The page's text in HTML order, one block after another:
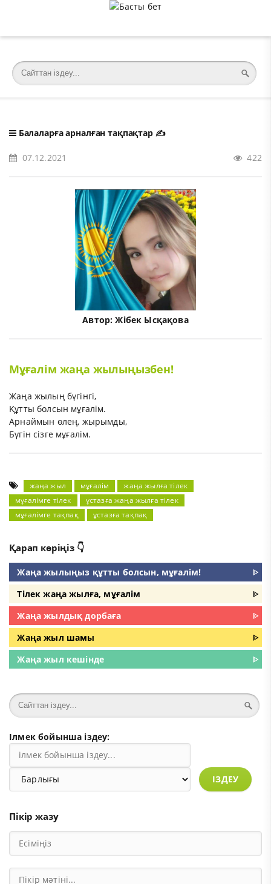
Балаларға арналған тақпақтар✍️
07.12.2021 422
Автор:Жібек Ысқақова
Мұғалім жаңа жылыңызбен!
Жаңа жылың бүгінгі,
Құтты болсын мұғалім.
Арнаймын өлең, жырымды,
Бүгін сізге мұғалім.
жаңа жыл мұғалім
жаңа жылға тілек
мұғалімге тілек
ұстазға жаңа жылға тілек
мұғалімге тақпақ
ұстазға тақпақ
Қарап көріңіз 👇
Жаңа жылыңыз құтты болсын, мұғалім!
ᐈ
Тілек жаңа жылға, мұғалім
ᐈ
Жаңа жылдық дорбаға
ᐈ
Жаңа жыл шамы
ᐈ
Жаңа жыл кешінде
ᐈ
Ілмек бойынша іздеу:
ІЗДЕУ
Пікір жазу